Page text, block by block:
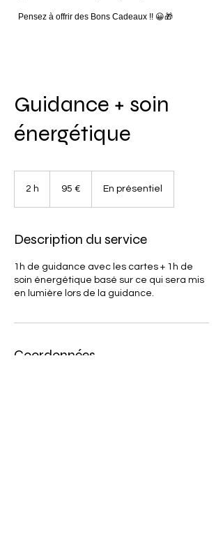
Pensez à offrir des Bons Cadeaux !! 😀🎁
Guidance + soin
énergétique
2 h 95 € En présentiel
Description du service
1h de guidance avec les cartes + 1h de
soin énergétique basé sur ce qui sera mis
en lumière lors de la guidance.
Coordonnées